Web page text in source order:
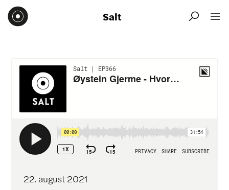
Salt  
22. august 2021